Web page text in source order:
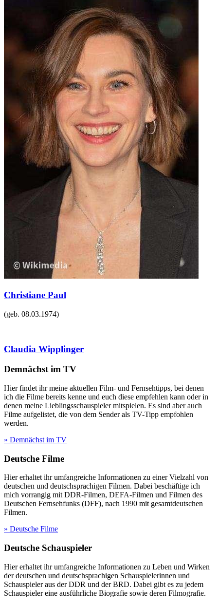
Christiane Paul
(geb. 08.03.1974)
Claudia Wipplinger
Demnächst im TV
Hier findet ihr meine aktuellen Film- und Fernsehtipps, bei denen
ich die Filme bereits kenne und euch diese empfehlen kann oder in
denen meine Lieblingsschauspieler mitspielen. Es sind aber auch
Filme aufgelistet, die von dem Sender als TV-Tipp empfohlen
werden.
» Demnächst im TV
Deutsche Filme
Hier erhaltet ihr umfangreiche Informationen zu einer Vielzahl von
deutschen und deutschsprachigen Filmen. Dabei beschäftige ich
mich vorrangig mit DDR-Filmen, DEFA-Filmen und Filmen des
Deutschen Fernsehfunks (DFF), nach 1990 mit gesamtdeutschen
Filmen.
» Deutsche Filme
Deutsche Schauspieler
Hier erhaltet ihr umfangreiche Informationen zu Leben und Wirken
der deutschen und deutschsprachigen Schauspielerinnen und
Schauspieler aus der DDR und der BRD. Dabei gibt es zu jedem
Schauspieler eine ausführliche Biografie sowie deren Filmografie.